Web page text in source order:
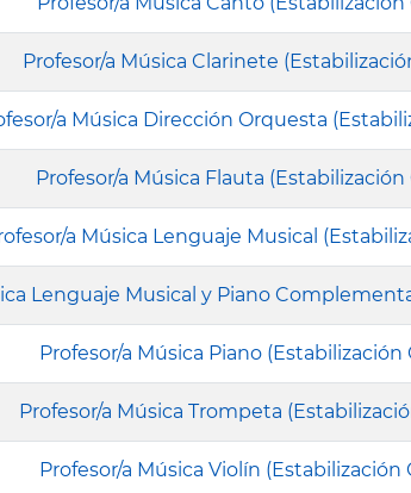
Profesor/a Música Clarinete
a Música Dirección Orquesta
Profesor/a Música Flauta
a Música Lenguaje Musical
Lenguaje Musical y Piano
Profesor/a Música Piano (Estabilización
Profesor/a Música Trompeta
Profesor/a Música Violín (Estabilización